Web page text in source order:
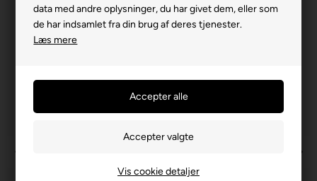
data med andre oplysninger, du har givet dem, eller som
de har indsamlet fra din brug af deres tjenester.
Læs mere
Vis cookie detaljer
63 15 00 00